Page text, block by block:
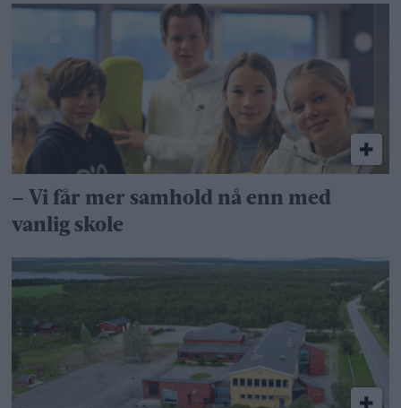
– Vi får mer samhold nå enn med
vanlig skole